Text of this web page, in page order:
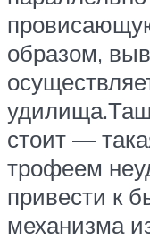
образом,
стоит —
трофеем
привести к
механизма